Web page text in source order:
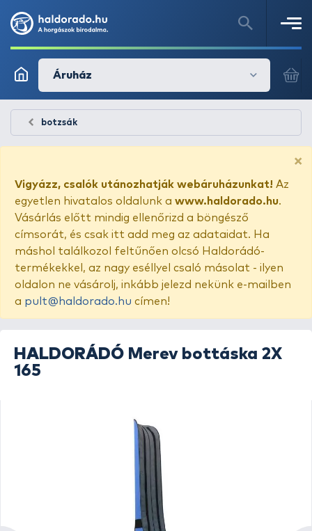
Áruház
botzsák
×
Vigyázz, csalók utánozhatják webáruházunkat! Az
egyetlen hivatalos oldalunk a www.haldorado.hu.
Vásárlás előtt mindig ellenőrizd a böngésző
címsorát, és csak itt add meg az adataidat. Ha
máshol találkozol feltűnően olcsó Haldorádó-
termékekkel, az nagy eséllyel csaló másolat - ilyen
oldalon ne vásárolj, inkább jelezd nekünk e-mailben
a pult@haldorado.hu címen!
HALDORÁDÓ Merev bottáska 2X
165